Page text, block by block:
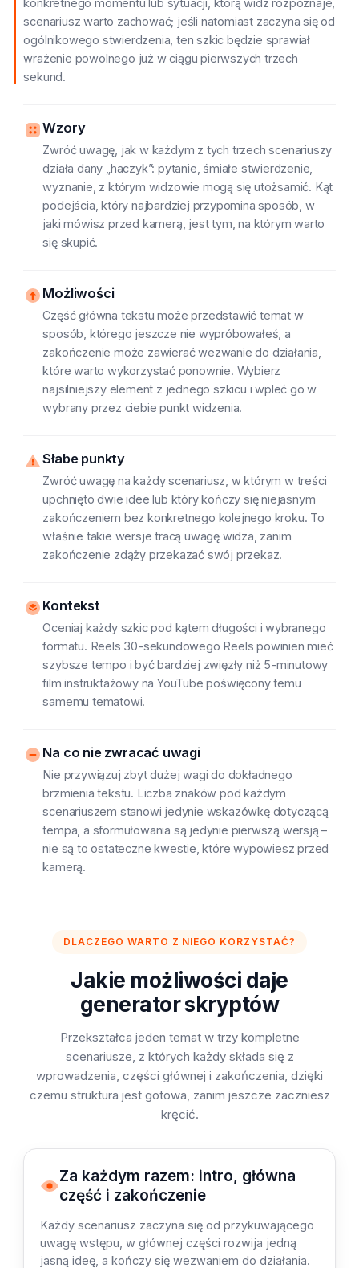
konkretnego momentu lub sytuacji, którą widz rozpoznaje,
scenariusz warto zachować; jeśli natomiast zaczyna się od
ogólnikowego stwierdzenia, ten szkic będzie sprawiał
wrażenie powolnego już w ciągu pierwszych trzech
sekund.
Wzory
Zwróć uwagę, jak w każdym z tych trzech scenariuszy
działa dany „haczyk”: pytanie, śmiałe stwierdzenie,
wyznanie, z którym widzowie mogą się utożsamić. Kąt
podejścia, który najbardziej przypomina sposób, w
jaki mówisz przed kamerą, jest tym, na którym warto
się skupić.
Możliwości
Część główna tekstu może przedstawić temat w
sposób, którego jeszcze nie wypróbowałeś, a
zakończenie może zawierać wezwanie do działania,
które warto wykorzystać ponownie. Wybierz
najsilniejszy element z jednego szkicu i wpleć go w
wybrany przez ciebie punkt widzenia.
Słabe punkty
Zwróć uwagę na każdy scenariusz, w którym w treści
upchnięto dwie idee lub który kończy się niejasnym
zakończeniem bez konkretnego kolejnego kroku. To
właśnie takie wersje tracą uwagę widza, zanim
zakończenie zdąży przekazać swój przekaz.
Kontekst
Oceniaj każdy szkic pod kątem długości i wybranego
formatu. Reels 30-sekundowego Reels powinien mieć
szybsze tempo i być bardziej zwięzły niż 5-minutowy
film instruktażowy na YouTube poświęcony temu
samemu tematowi.
Na co nie zwracać uwagi
Nie przywiązuj zbyt dużej wagi do dokładnego
brzmienia tekstu. Liczba znaków pod każdym
scenariuszem stanowi jedynie wskazówkę dotyczącą
tempa, a sformułowania są jedynie pierwszą wersją –
nie są to ostateczne kwestie, które wypowiesz przed
kamerą.
DLACZEGO WARTO Z NIEGO KORZYSTAĆ?
Jakie możliwości daje
generator skryptów
Przekształca jeden temat w trzy kompletne
scenariusze, z których każdy składa się z
wprowadzenia, części głównej i zakończenia, dzięki
czemu struktura jest gotowa, zanim jeszcze zaczniesz
kręcić.
Za każdym razem: intro, główna
część i zakończenie
Każdy scenariusz zaczyna się od przykuwającego
uwagę wstępu, w głównej części rozwija jedną
jasną ideę, a kończy się wezwaniem do działania.